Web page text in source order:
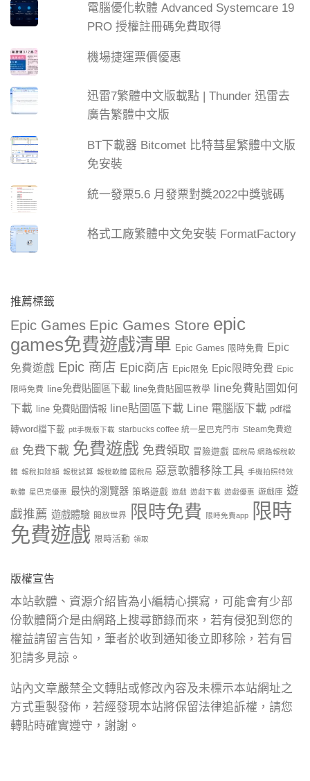
電腦優化軟體 Advanced Systemcare 19
PRO 授權註冊碼免費取得
機場捷運票價優惠
迅雷7繁體中文版載點 | Thunder 迅雷去
廣告繁體中文版
BT下載器 Bitcomet 比特彗星繁體中文版
免安裝
統一發票5.6 月發票對獎2022中獎號碼
格式工廠繁體中文免安裝 FormatFactory
推薦標籤
Epic Games Epic Games Store epic
games免費遊戲清單 Epic Games 限時免費 Epic
免費遊戲 Epic 商店 Epic商店 Epic限免 Epic限時免費 Epic
限時免費 line免費貼圖區下載 line免費貼圖區教學
line免費貼圖如何
下載
line 免費貼圖情報 line貼圖區下載 Line 電腦版下載 pdf檔
轉word檔下載 ptt手機版下載 starbucks coffee 統一星巴克門市 Steam免費遊
戲 免費下載 免費遊戲 免費領取 冒險遊戲 國稅局 網路報稅軟
體 報稅扣除額 報稅試算 報稅軟體 國稅局 惡意軟體移除工具 手機拍照特效
軟體 星巴克優惠 最快的瀏覽器 策略遊戲 遊戲 遊戲下載 遊戲優惠 遊戲庫 遊
戲推薦 遊戲體驗 開放世界 限時免費 限時免費app
限時
免費遊戲 限時活動 領取
版權宣告
本站軟體、資源介紹皆為小編精心撰寫，可能會有少部
份軟體簡介是由網路上搜尋節錄而來，若有侵犯到您的
權益請留言告知，筆者於收到通知後立即移除，若有冒
犯請多見諒。
站內文章嚴禁全文轉貼或修改內容及未標示本站網址之
方式重製發佈，若經發現本站將保留法律追訴權，請您
轉貼時確實遵守，謝謝。